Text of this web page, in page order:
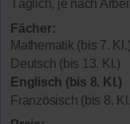
Täglich, je nach
Fächer:
Mathematik (bis 7. Kl.)
Deutsch (bis 13. Kl.)
Englisch (bis 8. Kl.)
Französisch (bis 8.